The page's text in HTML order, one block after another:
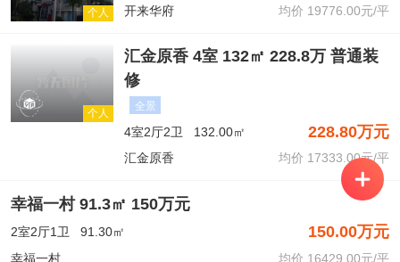
个人 开来华府 均价 19776.00元/平
个人
汇金原香 4室 132㎡ 228.8万 普通装
修
全景
4室2厅2卫 132.00㎡ 228.80万元
汇金原香 均价 17333.00元/平
幸福一村 91.3㎡ 150万元
2室2厅1卫 91.30㎡ 150.00万元
幸福一村 均价 16429.00元/平